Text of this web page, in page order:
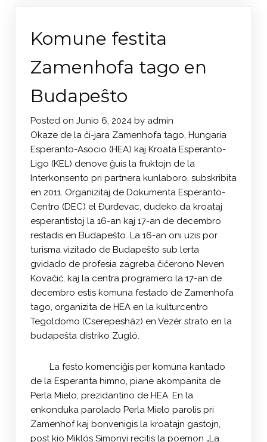
Komune festita
Zamenhofa tago en
Budapeŝto
Posted on Junio 6, 2024 by admin
Okaze de la ĉi-jara Zamenhofa tago, Hungaria
Esperanto-Asocio (HEA) kaj Kroata Esperanto-
Ligo (KEL) denove ĝuis la fruktojn de la
Interkonsento pri partnera kunlaboro, subskribita
en 2011. Organizitaj de Dokumenta Esperanto-
Centro (DEC) el Đurđevac, dudeko da kroataj
esperantistoj la 16-an kaj 17-an de decembro
restadis en Budapeŝto. La 16-an oni uzis por
turisma vizitado de Budapeŝto sub lerta
gvidado de profesia zagreba ĉiĉerono Neven
Kovačić, kaj la centra programero la 17-an de
decembro estis komuna festado de Zamenhofa
tago, organizita de HEA en la kulturcentro
Tegoldomo (Cserepesház) en Vezér strato en la
budapeŝta distriko Zugló.
La festo komenciĝis per komuna kantado
de la Esperanta himno, piane akompanita de
Perla Mielo, prezidantino de HEA. En la
enkonduka parolado Perla Mielo parolis pri
Zamenhof kaj bonvenigis la kroatajn gastojn,
post kio Miklós Simonyi recitis la poemon „La